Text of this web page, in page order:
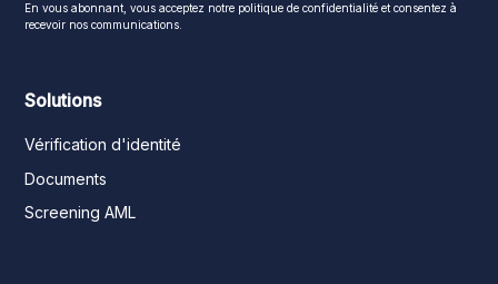
En vous abonnant, vous acceptez notre politique de confidentialité et consentez à
recevoir nos communications.
Solutions
Vérification d'identité
Documents
Screening AML